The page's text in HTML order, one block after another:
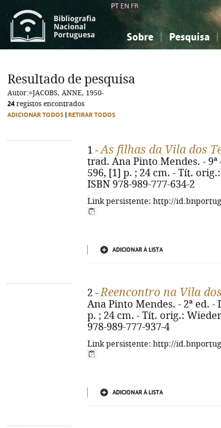
PT EN FR
Sobre Pesquisa
Ciências sociais...
Ciências sociais...
Resultado de pesquisa
Autor:=JACOBS, ANNE, 1950-
24registos encontrados
ADICIONAR TODOS RETIRAR TODOS
1 -As filhas da Vila dos
trad. Ana Pinto Mendes. - 9ª
596, [1] p. ; 24 cm. - Tít.
ISBN 978-989-777-634-2
Link persistente: http://
ADICIONAR À LISTA
2 -Reencontro na Vila
Ana Pinto Mendes. - 2ª ed. -
p. ; 24 cm. - Tít. orig.:
978-989-777-937-4
Link persistente: http://
ADICIONAR À LISTA